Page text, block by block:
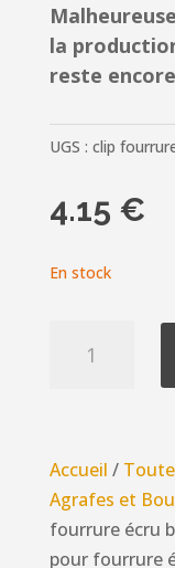
la
reste
UGS : clip
4.15 €
En stock
écru
beige
métal,
Accueil /
Agrafes et
fourrure écru
pour fourrure